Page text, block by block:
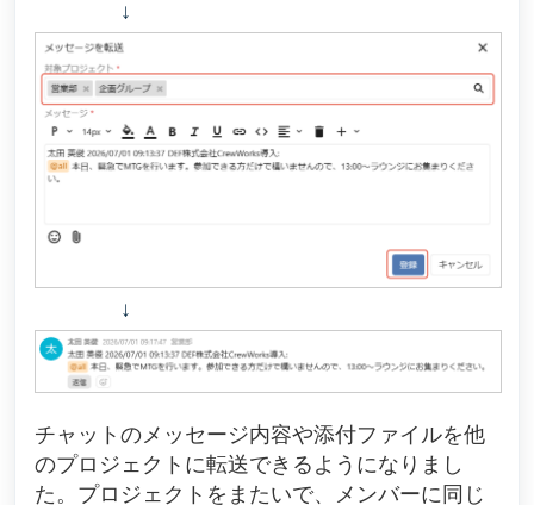
↓
↓
チャットのメッセージ内容や添付ファイルを他
のプロジェクトに転送できるようになりまし
た。プロジェクトをまたいで、メンバーに同じ